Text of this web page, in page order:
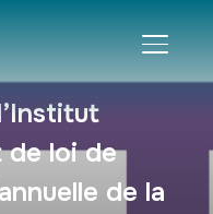
de loi de
de la